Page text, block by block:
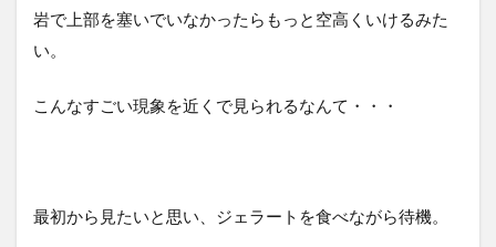
岩で上部を塞いでいなかったらもっと空高くいけるみた
い。
こんなすごい現象を近くで見られるなんて・・・
最初から見たいと思い、ジェラートを食べながら待機。